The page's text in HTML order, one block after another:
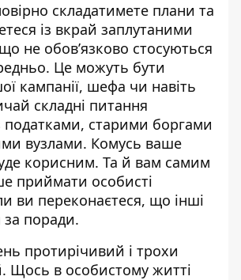
складатимете плани та
із вкрай заплутаними
не обовʼязково стосуються
Це можуть бути
кампанії, шефа чи навіть
складні питання
податками, старими боргами
вузлами. Комусь ваше
корисним. Та й вам самим
приймати особисті
ви переконаєтеся, що інші
поради.
протирічивий і трохи
Щось в особистому житті